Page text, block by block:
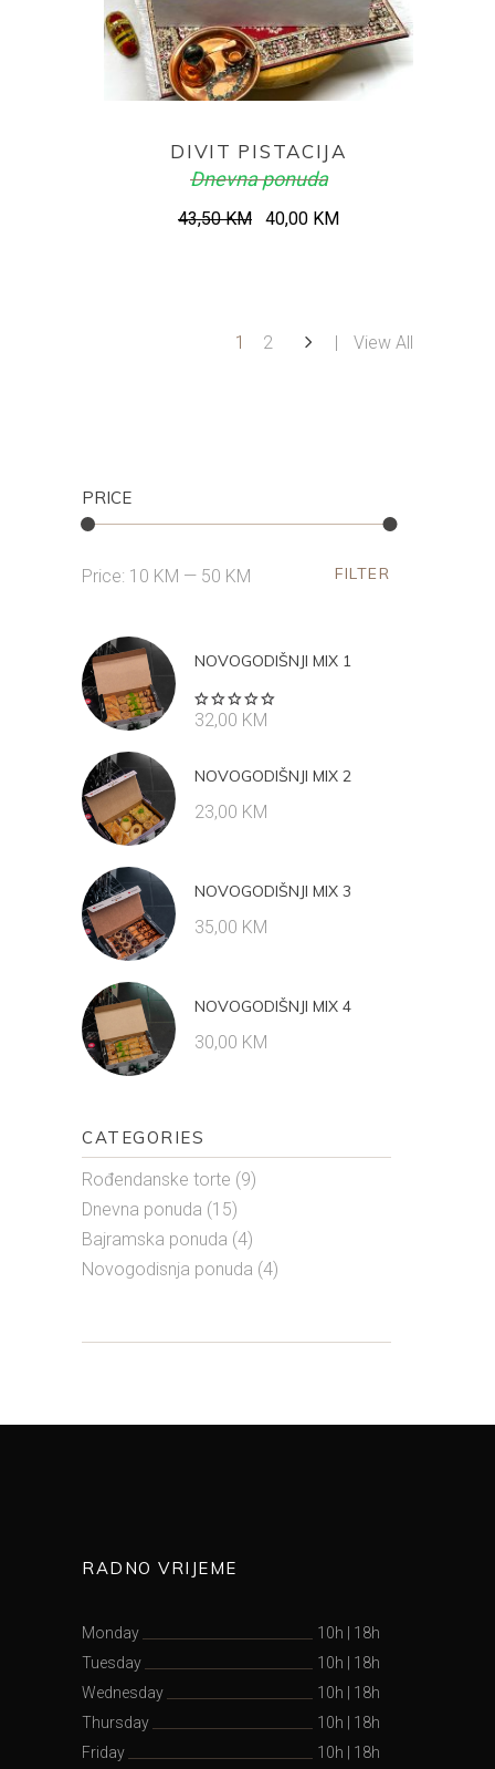
DIVIT PISTACIJA
Dnevna ponuda
43,50KM
Original
40,00 KMCurrent
1 2 View All
PRICE
Min
Max
FILTER
Price: 10 KM — 50 KM
NOVOGODIŠNJI MIX 1
5.00out
32,00 KM
NOVOGODIŠNJI MIX 2
23,00 KM
NOVOGODIŠNJI MIX 3
35,00 KM
NOVOGODIŠNJI MIX 4
30,00 KM
CATEGORIES
Rođendanske torte (9)
Dnevna ponuda (15)
Bajramska ponuda (4)
Novogodisnja ponuda (4)
RADNO VRIJEME
Monday 10h
18h
Tuesday
10h
18h
Wednesday
10h
18h
Thursday
10h
18h
Friday
10h
18h